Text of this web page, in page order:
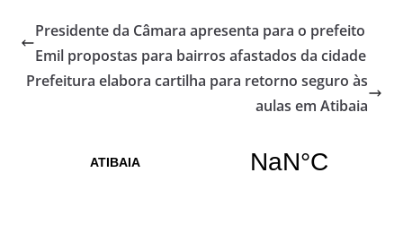
Presidente da Câmara apresenta para o prefeito
Emil propostas para bairros afastados da cidade
Prefeitura elabora cartilha para retorno seguro às
aulas em Atibaia